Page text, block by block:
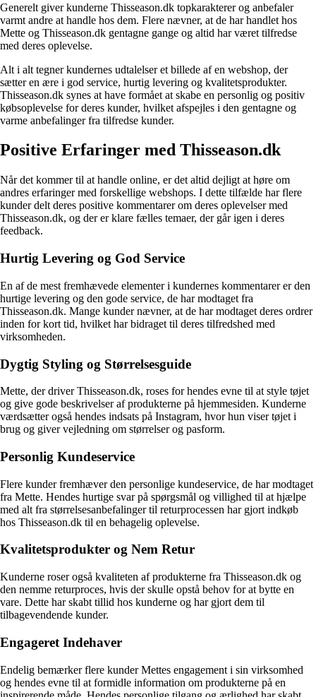
Generelt giver kunderne Thisseason.dk topkarakterer og anbefaler
varmt andre at handle hos dem. Flere nævner, at de har handlet hos
Mette og Thisseason.dk gentagne gange og altid har været tilfredse
med deres oplevelse.
Alt i alt tegner kundernes udtalelser et billede af en webshop, der
sætter en ære i god service, hurtig levering og kvalitetsprodukter.
Thisseason.dk synes at have formået at skabe en personlig og positiv
købsoplevelse for deres kunder, hvilket afspejles i den gentagne og
varme anbefalinger fra tilfredse kunder.
Positive Erfaringer med Thisseason.dk
Når det kommer til at handle online, er det altid dejligt at høre om
andres erfaringer med forskellige webshops. I dette tilfælde har flere
kunder delt deres positive kommentarer om deres oplevelser med
Thisseason.dk, og der er klare fælles temaer, der går igen i deres
feedback.
Hurtig Levering og God Service
En af de mest fremhævede elementer i kundernes kommentarer er den
hurtige levering og den gode service, de har modtaget fra
Thisseason.dk. Mange kunder nævner, at de har modtaget deres ordrer
inden for kort tid, hvilket har bidraget til deres tilfredshed med
virksomheden.
Dygtig Styling og Størrelsesguide
Mette, der driver Thisseason.dk, roses for hendes evne til at style tøjet
og give gode beskrivelser af produkterne på hjemmesiden. Kunderne
værdsætter også hendes indsats på Instagram, hvor hun viser tøjet i
brug og giver vejledning om størrelser og pasform.
Personlig Kundeservice
Flere kunder fremhæver den personlige kundeservice, de har modtaget
fra Mette. Hendes hurtige svar på spørgsmål og villighed til at hjælpe
med alt fra størrelsesanbefalinger til returprocessen har gjort indkøb
hos Thisseason.dk til en behagelig oplevelse.
Kvalitetsprodukter og Nem Retur
Kunderne roser også kvaliteten af produkterne fra Thisseason.dk og
den nemme returproces, hvis der skulle opstå behov for at bytte en
vare. Dette har skabt tillid hos kunderne og har gjort dem til
tilbagevendende kunder.
Engageret Indehaver
Endelig bemærker flere kunder Mettes engagement i sin virksomhed
og hendes evne til at formidle information om produkterne på en